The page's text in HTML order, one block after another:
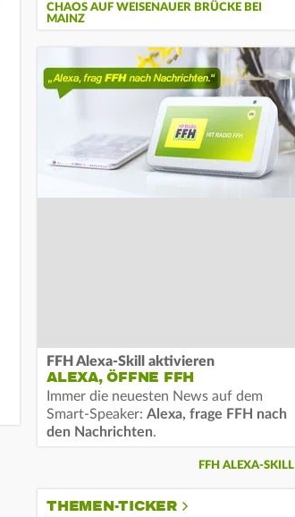
CHAOS AUF WEISENAUER BRÜCKE BEI
MAINZ
FFH Alexa-Skill aktivieren
ALEXA, ÖFFNE FFH
Immer die neuesten News auf dem
Smart-Speaker: Alexa, frage FFH nach
den Nachrichten.
FFH ALEXA-SKILL
THEMEN-TICKER